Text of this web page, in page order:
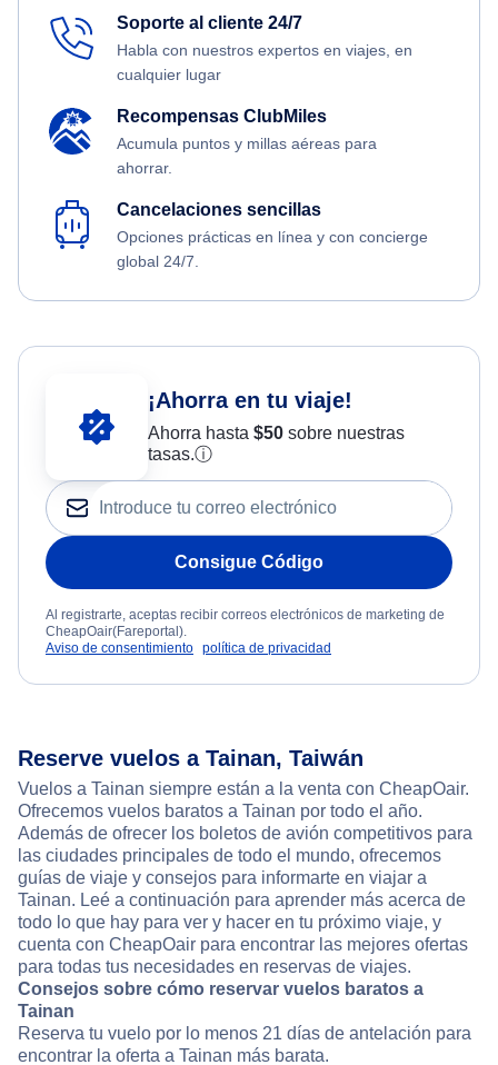
Soporte al cliente 24/7
Habla con nuestros expertos en viajes, en
cualquier lugar
Recompensas ClubMiles
Acumula puntos y millas aéreas para
ahorrar.
Cancelaciones sencillas
Opciones prácticas en línea y con concierge
global 24/7.
¡Ahorra en tu viaje!
Ahorra hasta $50sobre nuestras
tasas.ⓘ
Consigue Código
Al registrarte, aceptas recibir correos electrónicos de marketing de
CheapOair(Fareportal).
Aviso de consentimiento política de privacidad
Reserve vuelos a Tainan, Taiwán
Vuelos a Tainan siempre están a la venta con CheapOair.
Ofrecemos vuelos baratos a Tainan por todo el año.
Además de ofrecer los boletos de avión competitivos para
las ciudades principales de todo el mundo, ofrecemos
guías de viaje y consejos para informarte en viajar a
Tainan. Leé a continuación para aprender más acerca de
todo lo que hay para ver y hacer en tu próximo viaje, y
cuenta con CheapOair para encontrar las mejores ofertas
para todas tus necesidades en reservas de viajes.
Consejos sobre cómo reservar vuelos baratos a
Tainan
Reserva tu vuelo por lo menos 21 días de antelación para
encontrar la oferta a Tainan más barata.